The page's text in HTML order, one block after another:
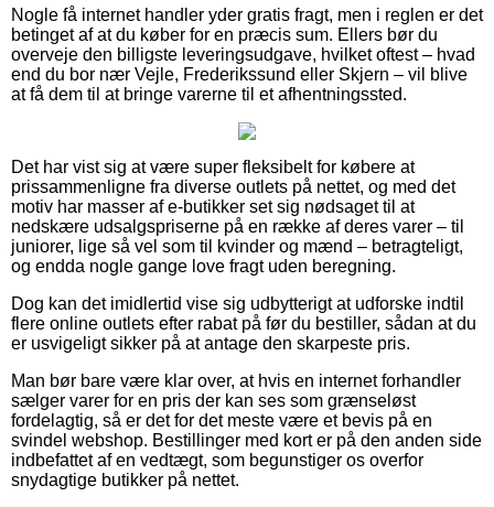
Nogle få internet handler yder gratis fragt, men i reglen er det
betinget af at du køber for en præcis sum. Ellers bør du
overveje den billigste leveringsudgave, hvilket oftest – hvad
end du bor nær Vejle, Frederikssund eller Skjern – vil blive
at få dem til at bringe varerne til et afhentningssted.
Det har vist sig at være super fleksibelt for købere at
prissammenligne fra diverse outlets på nettet, og med det
motiv har masser af e-butikker set sig nødsaget til at
nedskære udsalgspriserne på en række af deres varer – til
juniorer, lige så vel som til kvinder og mænd – betragteligt,
og endda nogle gange love fragt uden beregning.
Dog kan det imidlertid vise sig udbytterigt at udforske indtil
flere online outlets efter rabat på før du bestiller, sådan at du
er usvigeligt sikker på at antage den skarpeste pris.
Man bør bare være klar over, at hvis en internet forhandler
sælger varer for en pris der kan ses som grænseløst
fordelagtig, så er det for det meste være et bevis på en
svindel webshop. Bestillinger med kort er på den anden side
indbefattet af en vedtægt, som begunstiger os overfor
snydagtige butikker på nettet.